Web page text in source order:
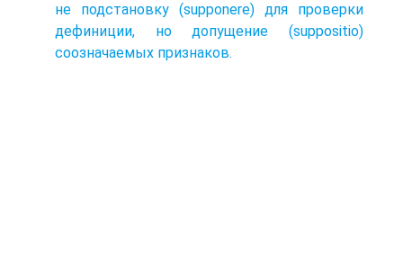
не подстановку (supponere) для проверки
дефиниции, но допущение (suppositio)
соозначаемых признаков.